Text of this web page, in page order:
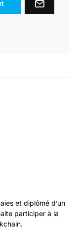
et diplômé d’un
participer à la